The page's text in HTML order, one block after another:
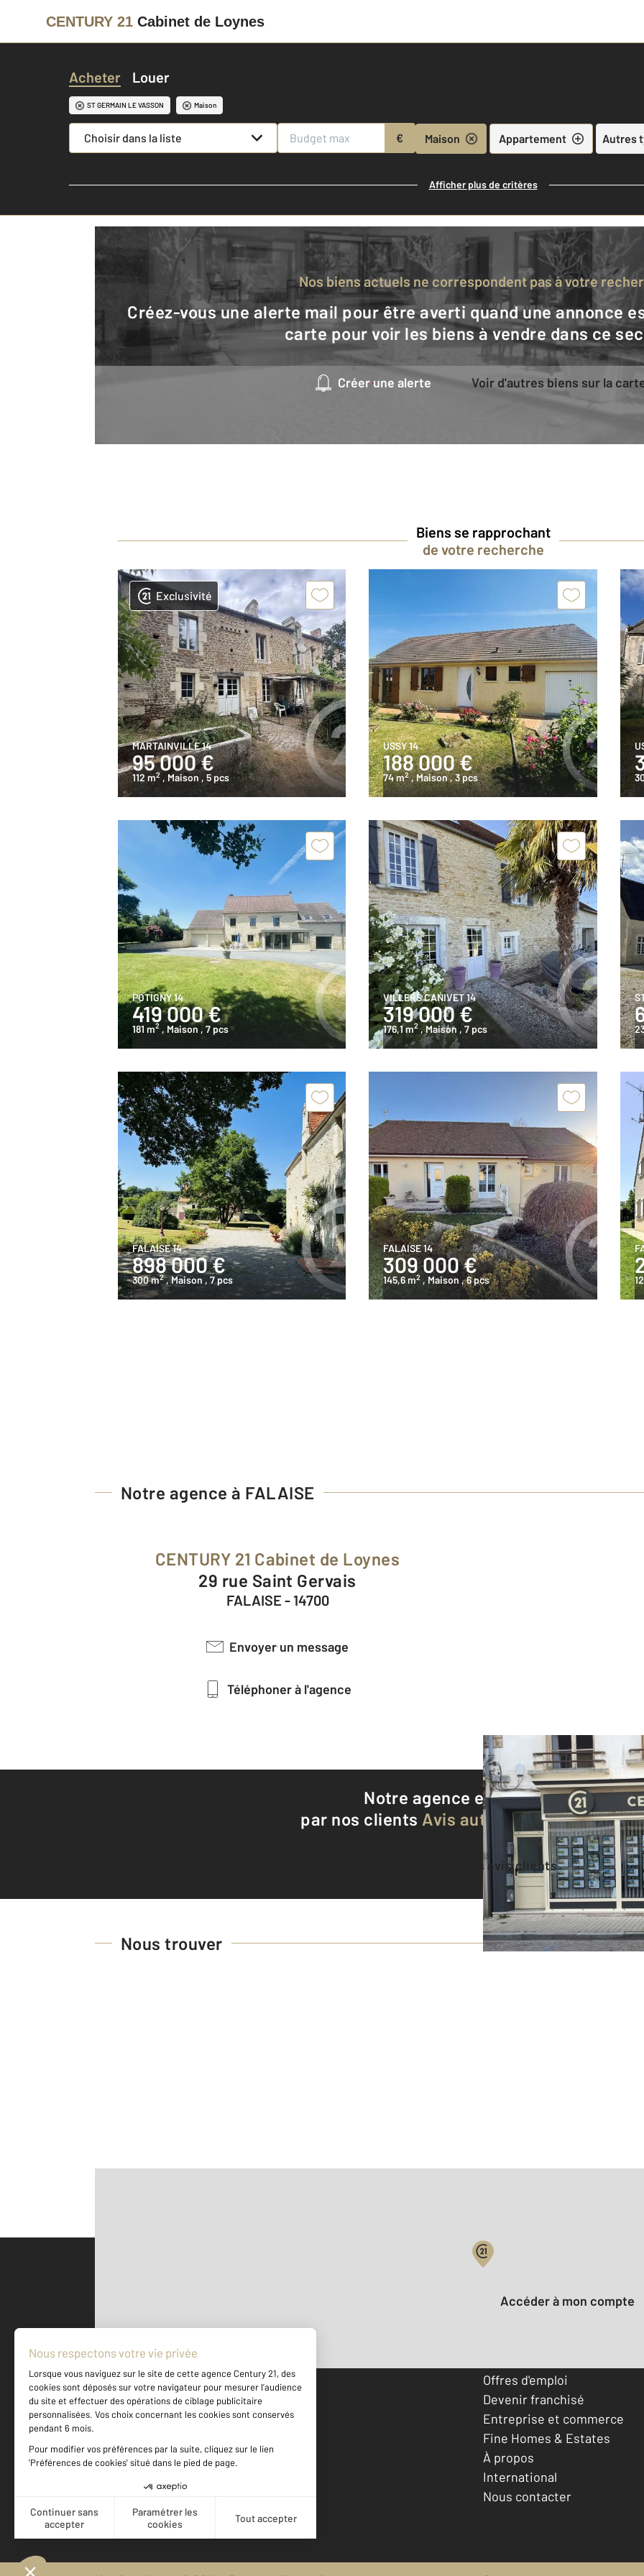
CENTURY 21 Cabinet de Loynes
Acheter Louer
ST GERMAIN LE VASSON Maison
Choisir dans la liste € Maison Appartement Autres
Afficher plus de critères
Nos biens actuels ne correspondent pas à votre
Créez-vous une alerte mail pour être averti quand une annonce est en ligne et consultez la
carte pour voir les biens à vendre dans ce
Créer une alerte Voir d'autres biens sur la
Biens se rapprochant
de votre recherche
Exclusivité
MARTAINVILLE 14
95 000 €
112 m2 , Maison , 5 pcs
USSY 14
188 000 €
74 m2 , Maison, 3 pcs
POTIGNY 14
419 000 €
181 m2 , Maison , 7 pcs
VILLERS CANIVET 14
319 000 €
176,1 m2 , Maison , 7 pcs
FALAISE 14
898 000 €
300 m2 , Maison , 7 pcs
FALAISE 14
309 000 €
145,6 m2 , Maison , 6 pcs
Notre agence à FALAISE
CENTURY 21 Cabinet de Loynes
29 rue Saint Gervais
FALAISE - 14700
Envoyer un message
Téléphoner à l'agence
Notre agence est notée9,3/10
par nos clients Avis authentifiés par
Voir tous les avis clients
Nous trouver
500 m
Votre compte :
Accéder à mon compte
Achat
Location
Offres d'emploi
Devenir franchisé
Entreprise et commerce
Fine Homes & Estates
À propos
International
Nous contacter